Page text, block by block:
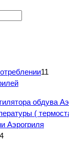
11
обдува
(
Аэрогриля
4